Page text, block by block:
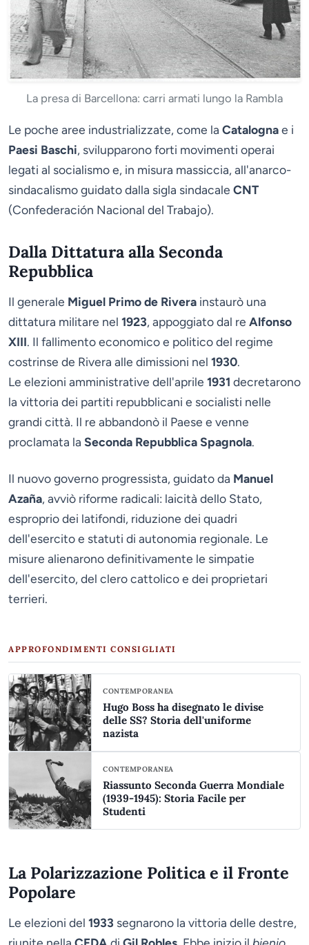
La presa di Barcellona: carri armati lungo la Rambla
Le poche aree industrializzate, come la Catalognae i
Paesi Baschi, svilupparono forti movimenti operai
legati al socialismo e, in misura massiccia, all'anarco-
sindacalismo guidato dalla sigla sindacale CNT
(Confederación Nacional del Trabajo).
Dalla Dittatura alla Seconda
Repubblica
Il generale Miguel Primo de Rivera instaurò una
dittatura militare nel 1923, appoggiato dal re Alfonso
XIII. Il fallimento economico e politico del regime
costrinse de Rivera alle dimissioni nel 1930.
Le elezioni amministrative dell'aprile 1931 decretarono
la vittoria dei partiti repubblicani e socialisti nelle
grandi città. Il re abbandonò il Paese e venne
proclamata la Seconda Repubblica Spagnola.
Il nuovo governo progressista, guidato da Manuel
Azaña, avviò riforme radicali: laicità dello Stato,
esproprio dei latifondi, riduzione dei quadri
dell'esercito e statuti di autonomia regionale. Le
misure alienarono definitivamente le simpatie
dell'esercito, del clero cattolico e dei proprietari
terrieri.
APPROFONDIMENTI CONSIGLIATI
CONTEMPORANEA
Hugo Boss ha disegnato le divise
delle SS? Storia dell'uniforme
nazista
CONTEMPORANEA
Riassunto Seconda Guerra Mondiale
(1939-1945): Storia Facile per
Studenti
La Polarizzazione Politica e il Fronte
Popolare
Le elezioni del 1933 segnarono la vittoria delle destre,